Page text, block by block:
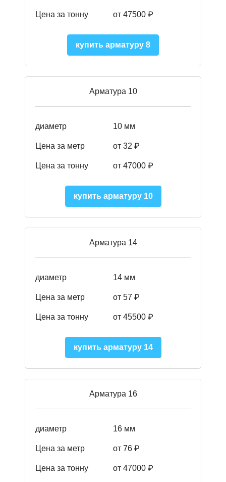
Цена за тонну от 47500 ₽
купить арматуру 8
Арматура 10
диаметр 10 мм
Цена за метр от 32 ₽
Цена за тонну от 47000 ₽
купить арматуру 10
Арматура 14
диаметр 14 мм
Цена за метр от 57 ₽
Цена за тонну от 45500 ₽
купить арматуру 14
Арматура 16
диаметр 16 мм
Цена за метр от 76 ₽
Цена за тонну от 47000 ₽